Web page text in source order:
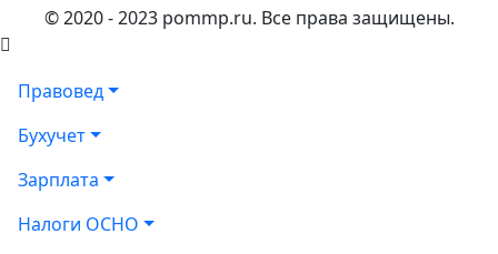
© 2020 - 2023 pommp.ru. Все права защищены.
Правовед
Бухучет
Зарплата
Налоги ОСНО